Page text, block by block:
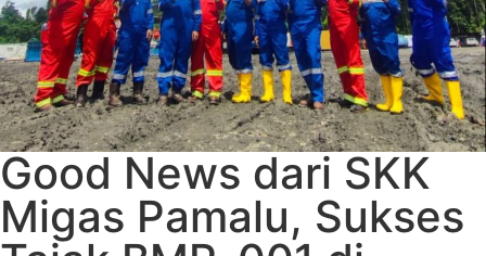
Good News dari SKK
Migas Pamalu, Sukses